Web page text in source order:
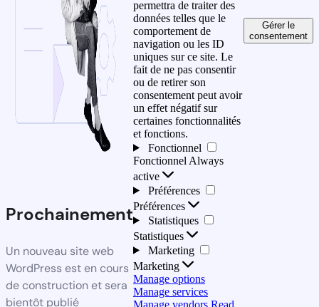
Prochainement
Un nouveau site web
WordPress est en cours
de construction et sera
bientôt publié
permettra de traiter des
données telles que le
comportement de
navigation ou les ID
uniques sur ce site. Le
fait de ne pas consentir
ou de retirer son
consentement peut avoir
un effet négatif sur
certaines fonctionnalités
et fonctions.
Fonctionnel
Fonctionnel Always
active
Préférences
Préférences
Statistiques
Statistiques
Marketing
Marketing
Manage options
Manage services
Manage vendors Read
Gérer le
consentement